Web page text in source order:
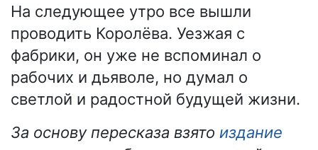
На следующее утро все вышли
проводить Королёва. Уезжая с
фабрики, он уже не вспоминал о
рабочих и дьяволе, но думал о
светлой и радостной будущей жизни.
За основу пересказа взято издание